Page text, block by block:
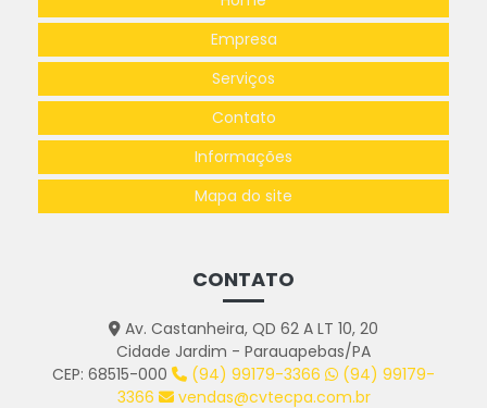
Empresa
Serviços
Contato
Informações
Mapa do site
CONTATO
Av. Castanheira, QD 62 A LT 10, 20
Cidade Jardim - Parauapebas/PA
CEP: 68515-000
(94) 99179-3366
(94) 99179-
3366
vendas@cvtecpa.com.br